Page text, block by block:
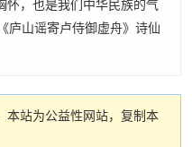
怀，也是我们中华民族的气
庐山谣寄卢侍御虚舟》诗仙
本站为公益性网站，复制本